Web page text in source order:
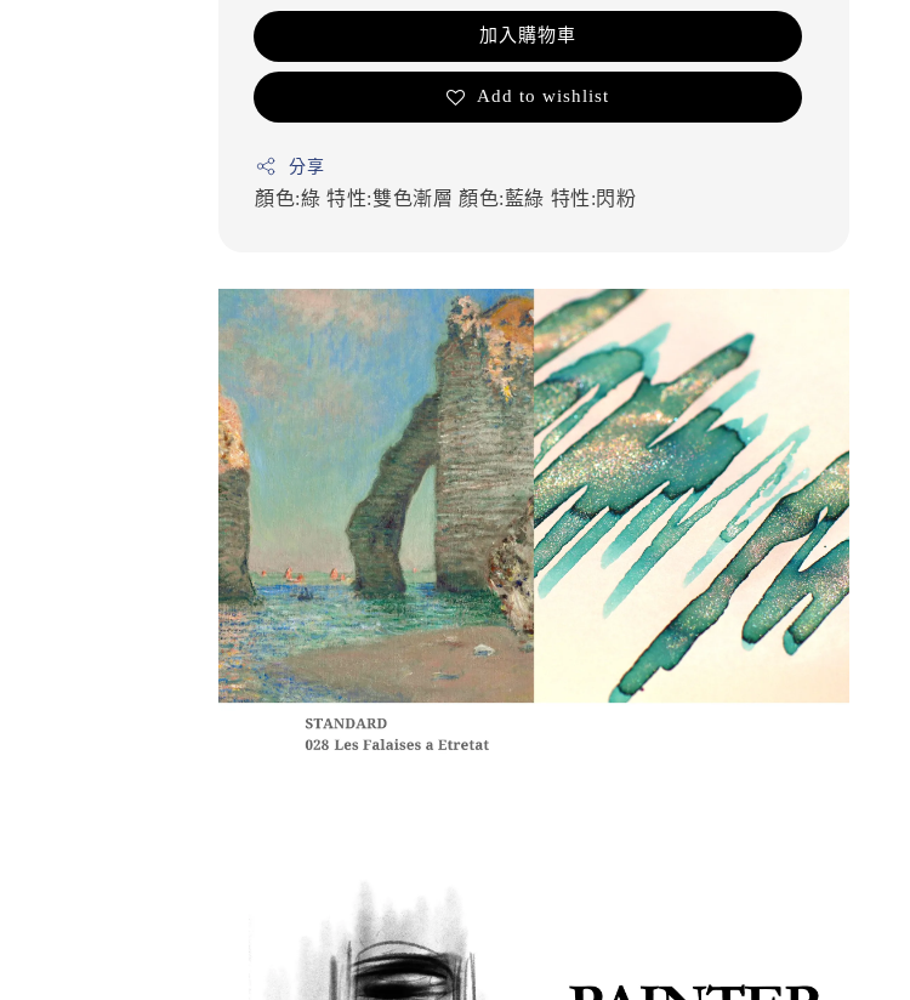
加入購物車
Add to wishlist
分享
顏色:綠特性:雙色漸層 顏色:藍綠 特性:閃粉